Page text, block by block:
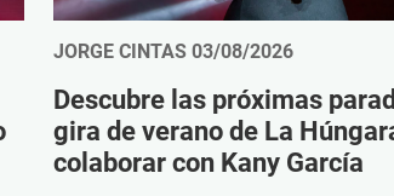
JORGE CINTAS 03/08/2026
Descubre las próximas
gira de verano de La
colaborar con Kany García